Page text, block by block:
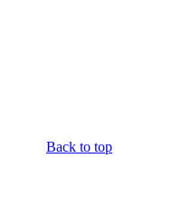
Back to top